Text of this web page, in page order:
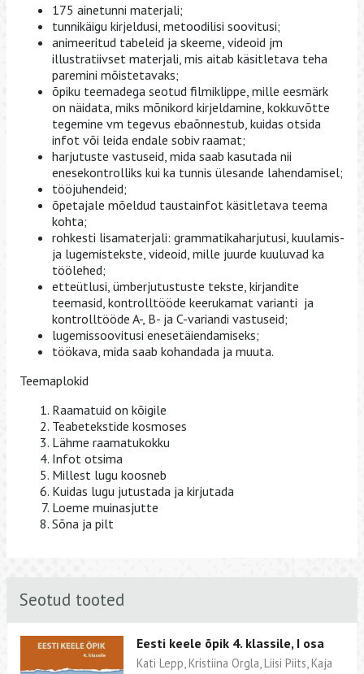
175 ainetunni materjali;
tunnikäigu kirjeldusi, metoodilisi soovitusi;
animeeritud tabeleid ja skeeme, videoid jm
illustratiivset materjali, mis aitab käsitletava teha
paremini mõistetavaks;
õpiku teemadega seotud filmiklippe, mille eesmärk
on näidata, miks mõnikord kirjeldamine, kokkuvõtte
tegemine vm tegevus ebaõnnestub, kuidas otsida
infot või leida endale sobiv raamat;
harjutuste vastuseid, mida saab kasutada nii
enesekontrolliks kui ka tunnis ülesande lahendamisel;
tööjuhendeid;
õpetajale mõeldud taustainfot käsitletava teema
kohta;
rohkesti lisamaterjali: grammatikaharjutusi, kuulamis-
ja lugemistekste, videoid, mille juurde kuuluvad ka
töölehed;
etteütlusi, ümberjutustuste tekste, kirjandite
teemasid, kontrolltööde keerukamat varianti ja
kontrolltööde A-, B- ja C-variandi vastuseid;
lugemissoovitusi enesetäiendamiseks;
töökava, mida saab kohandada ja muuta.
Teemaplokid
Raamatuid on kõigile
Teabetekstide kosmoses
Lähme raamatukokku
Infot otsima
Millest lugu koosneb
Kuidas lugu jutustada ja kirjutada
Loeme muinasjutte
Sõna ja pilt
Seotud tooted
Eesti keele õpik 4. klassile, I osa
Kati Lepp, Kristiina Orgla, Liisi Piits, Kaja